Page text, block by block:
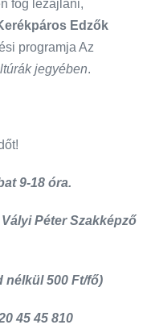
fog lezajlani,
Edzők
programja Az
jegyében.
9-18 óra.
Péter Szakképző
nélkül 500 Ft/fő)
45 45 810